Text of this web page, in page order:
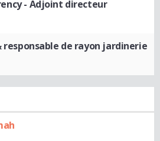
- Adjoint directeur
responsable de rayon jardinerie